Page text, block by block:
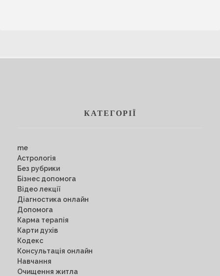
КАТЕГОРІЇ
me
Астрологія
Без рубрики
Бізнес допомога
Відео лекції
Діагностика онлайн
Допомога
Карма терапія
Карти духів
Кодекс
Консультація онлайн
Навчання
Очищення житла